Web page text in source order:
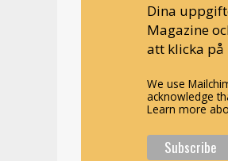
Dina
Magazine
att klicka på
We use
acknowledge
Learn more